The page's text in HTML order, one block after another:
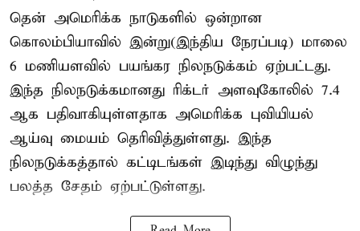
தென் அமெரிக்க நாடுகளில் ஒன்றான
கொலம்பியாவில் இன்று(இந்திய நேரப்படி) மாலை
6 மணியளவில் பயங்கர நிலநடுக்கம் ஏற்பட்டது.
இந்த நிலநடுக்கமானது ரிக்டர் அளவுகோலில் 7.4
ஆக பதிவாகியுள்ளதாக அமெரிக்க புவியியல்
ஆய்வு மையம் தெரிவித்துள்ளது. இந்த
நிலநடுக்கத்தால் கட்டிடங்கள் இடிந்து விழுந்து
பலத்த சேதம் ஏற்பட்டுள்ளது.